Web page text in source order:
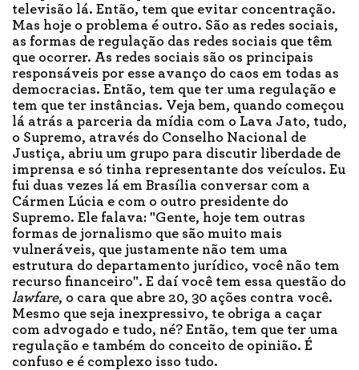
televisão lá. Então, tem que evitar concentração.
Mas hoje o problema é outro. São as redes sociais,
as formas de regulação das redes sociais que têm
que ocorrer. As redes sociais são os principais
responsáveis por esse avanço do caos em todas as
democracias. Então, tem que ter uma regulação e
tem que ter instâncias. Veja bem, quando começou
lá atrás a parceria da mídia com o Lava Jato, tudo,
o Supremo, através do Conselho Nacional de
Justiça, abriu um grupo para discutir liberdade de
imprensa e só tinha representante dos veículos. Eu
fui duas vezes lá em Brasília conversar com a
Cármen Lúcia e com o outro presidente do
Supremo. Ele falava: "Gente, hoje tem outras
formas de jornalismo que são muito mais
vulneráveis, que justamente não tem uma
estrutura do departamento jurídico, você não tem
recurso financeiro". E daí você tem essa questão do
lawfare, o cara que abre 20, 30 ações contra você.
Mesmo que seja inexpressivo, te obriga a caçar
com advogado e tudo, né? Então, tem que ter uma
regulação e também do conceito de opinião. É
confuso e é complexo isso tudo.